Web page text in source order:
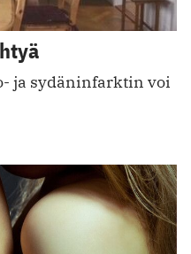
ja sydäninfarktin voi